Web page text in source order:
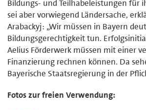
Bildungs- und Teilhabeleistungen für
sei aber vorwiegend Ländersache,
Arabackyj: „Wir müssen in Bayern
Bildungsgerechtigkeit tun.
Aelius Förderwerk müssen mit einer
Finanzierung rechnen können. Da
Bayerische Staatsregierung in der
Fotos zur freien Verwendung: